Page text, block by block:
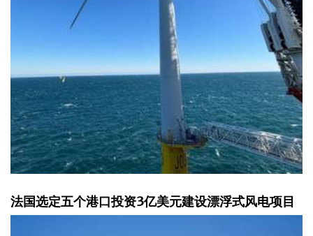
法国选定五个港口投资3亿美元建设漂浮式风电项目